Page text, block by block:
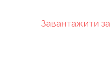
Завантажити